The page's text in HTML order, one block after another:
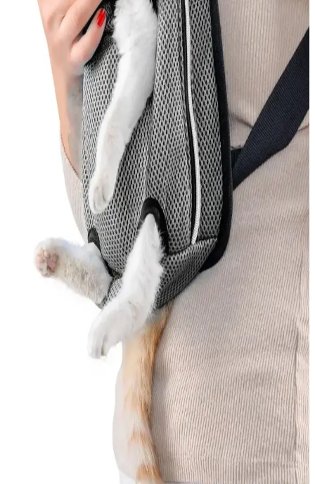
Kedi korkuluğu, kedilerin güvenliğini sağlayan ve evde düzeni
koruyan pratik çözümler olup, farklı malzemeler ve kullanım
alanlarıyla kedilerin özgürlüğünü kısıtlamadan güvenliği sağlar.
Yerli Kedi Mamaları: Ekonomik ve Güvenilir
Seçenekler Türkiye’de Üretilen Ürünler
Türkiye’de üretilen yerli kedi mamaları uygun fiyatlı ve kaliteli
seçenekler sunar. Kedinizin ihtiyaçlarına uygun ürünleri seçmek için
içerik ve protein oranlarına dikkat edin.
Kedi Tüy Dökmesini Azaltmak İçin Etkili İlaçlar ve
Güvenilir Yöntemler
Kedi tüy dökmesini azaltmak için veteriner onaylı ürünler, doğal
çözümler ve düzenli bakım önerileri hakkında bilgi edinin.
MEO Kedi Maması Ton Balık ve Deniz Taragı
İçeriğiyle Sağlıklı Beslenme Seçenekleri
MEO'nun ton balık ve deniz taragı içeren kedi mamaları, doğal ve
kaliteli içerikleriyle kedilerin sağlıklı gelişimini destekler, parlak tüy
ve güçlü bağışıklık sağlar.
Somon İçeriği Zengin Yavru Kedi Mamaları:
Sağlıklı ve Lezzetli Seçenekler
Yavru kedinizin sağlıklı büyümesi ve gelişimi için somon içeriği
zengin, doğal ve besleyici yavru kedi mamalarını tercih edin.
Omega-3 ve protein açısından yüksek içeriklerle kedinizin yaşam
Kedi Ana Kucağı Çantaları: Güvenli ve Konforlu
Kediniz Taşıma Çözümleri